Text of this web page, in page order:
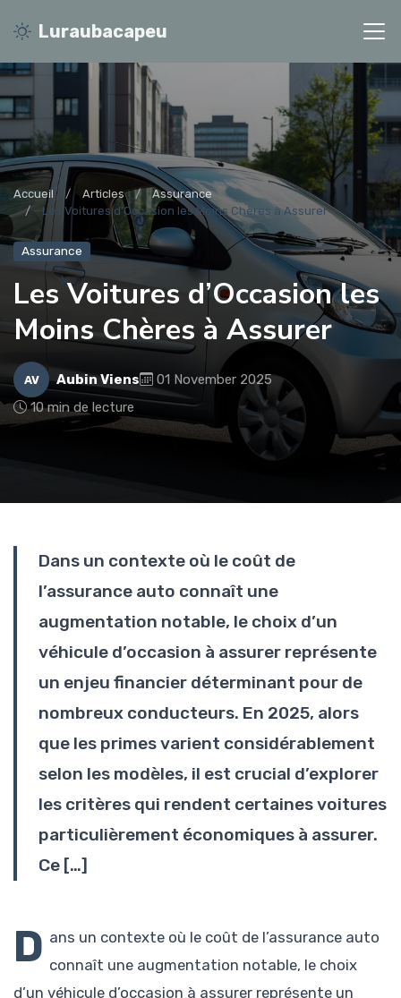
Luraubacapeu
Accueil Articles
Assurance
Les Voitures d’Occasion les Moins Chères à Assurer
Assurance
Les Voitures d’Occasion les
Moins Chères à Assurer
AV Aubin Viens
01 November 2025
10 min de lecture
Dans un contexte où le coût de
l’assurance auto connaît une
augmentation notable, le choix d’un
véhicule d’occasion à assurer représente
un enjeu financier déterminant pour de
nombreux conducteurs. En 2025, alors
que les primes varient considérablement
selon les modèles, il est crucial d’explorer
les critères qui rendent certaines voitures
particulièrement économiques à assurer.
Ce […]
D ans un contexte où le coût de l’assurance auto
connaît une augmentation notable, le choix
d’un véhicule d’occasion à assurer représente un